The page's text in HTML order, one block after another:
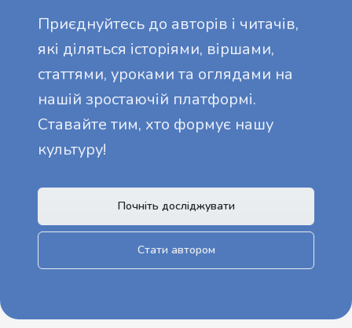
Приєднуйтесь до авторів і читачів,
які діляться історіями, віршами,
статтями, уроками та оглядами на
нашій зростаючій платформі.
Ставайте тим, хто формує нашу
культуру!
Почніть досліджувати
Стати автором